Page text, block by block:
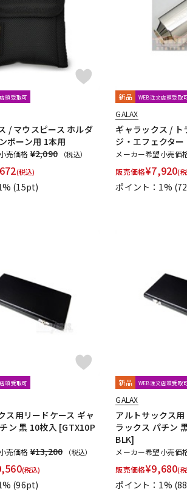
頭受取可
/ マウスピース ホルダ
ボーン用 1本用
売価格 ¥2,090 （税込）
(税込)
(15pt)
新品 WEB注文店頭受取
GALAX
ギャラックス / ト
ジ・エフェクター
メーカー希望小売価
販売価格¥7,920(
ポイント：1%
頭受取可
ス用リードケース ギャ
ン 黒 10枚入 [GTX10P
売価格 ¥13,200 （税込）
(税込)
(96pt)
新品 WEB注文店頭受取
GALAX
アルトサックス
ラックス パチン
BLK]
メーカー希望小売価
販売価格¥9,680(
ポイント：1%